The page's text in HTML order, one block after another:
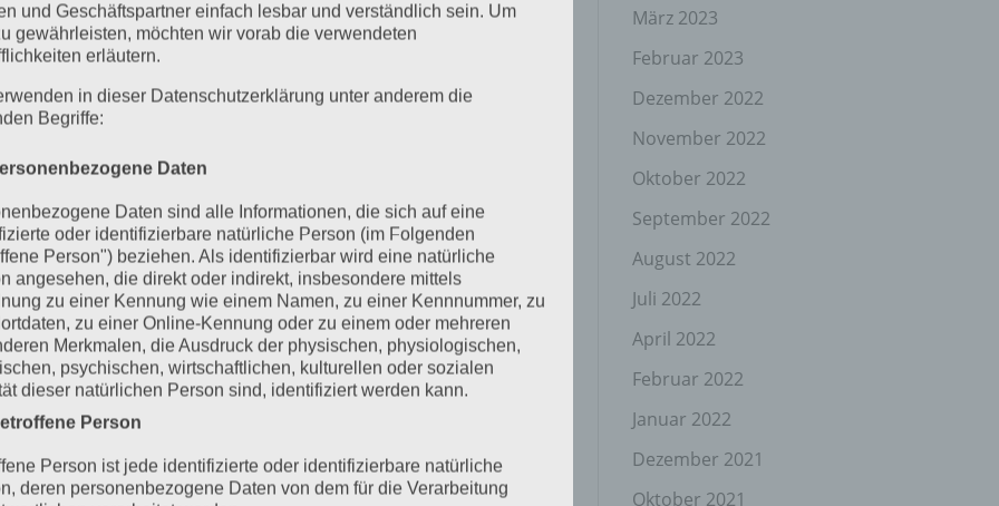
März 2023
Februar 2023
Dezember 2022
November 2022
Oktober 2022
September 2022
August 2022
Juli 2022
April 2022
Februar 2022
Januar 2022
Dezember 2021
Oktober 2021
und Geschäftspartner einfach lesbar und verständlich sein. Um
gewährleisten, möchten wir vorab die verwendeten
erläutern.
in dieser Datenschutzerklärung unter anderem die
Begriffe:
Daten
Daten sind alle Informationen, die sich auf eine
oder identifizierbare natürliche Person (im Folgenden
Person") beziehen. Als identifizierbar wird eine natürliche
angesehen, die direkt oder indirekt, insbesondere mittels
zu einer Kennung wie einem Namen, zu einer Kennnummer, zu
zu einer Online-Kennung oder zu einem oder mehreren
Merkmalen, die Ausdruck der physischen, physiologischen,
psychischen, wirtschaftlichen, kulturellen oder sozialen
dieser natürlichen Person sind, identifiziert werden kann.
Person
Person ist jede identifizierte oder identifizierbare natürliche
deren personenbezogene Daten von dem für die Verarbeitung